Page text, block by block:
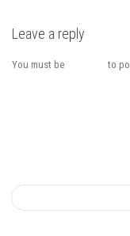
Leave a reply
You must be to